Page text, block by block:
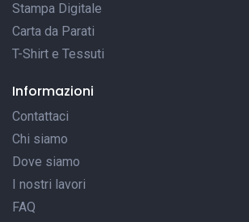
Stampa Digitale
Carta da Parati
T-Shirt e Tessuti
Informazioni
Contattaci
Chi siamo
Dove siamo
I nostri lavori
FAQ